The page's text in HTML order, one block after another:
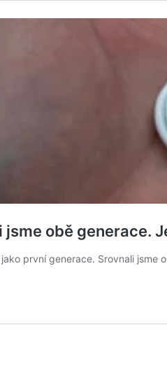
jsme obě generace.
první generace. Srovnali jsme